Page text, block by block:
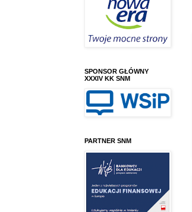
SPONSOR GŁÓWNY
XXXIV KK SNM
PARTNER SNM